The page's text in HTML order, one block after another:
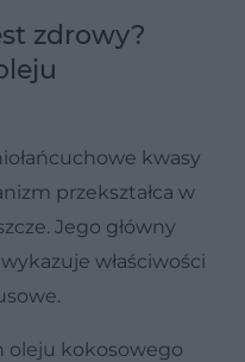
zdrowy?
kwasy
przekształca w
Jego główny
właściwości
oleju kokosowego